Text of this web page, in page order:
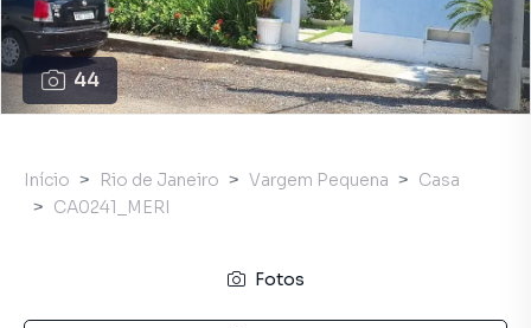
44
Início Rio de Janeiro Vargem Pequena
Casa
CA0241_MERI
Fotos